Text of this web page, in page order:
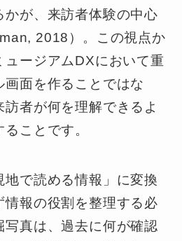
かが、来訪者体験の中心
2018）。この視点か
ュージアムDXにおいて重
面を作ることではな
訪者が何を理解できるよ
ことです。
で読める情報」に変換
情報の役割を整理する必
写真は、過去に何が確認